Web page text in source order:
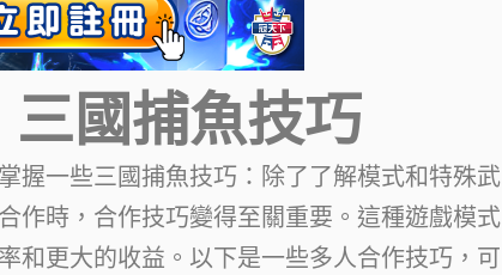
國捕魚技巧
握一些三國捕魚技巧：除了了解模式和特殊武
作時，合作技巧變得至關重要。這種遊戲模式
和更大的收益。以下是一些多人合作技巧，可